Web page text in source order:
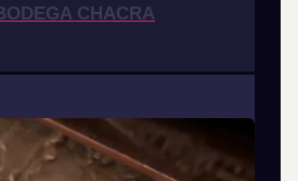
CHACRA